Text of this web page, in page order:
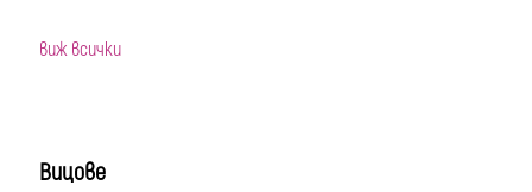
виж всички
Вицове